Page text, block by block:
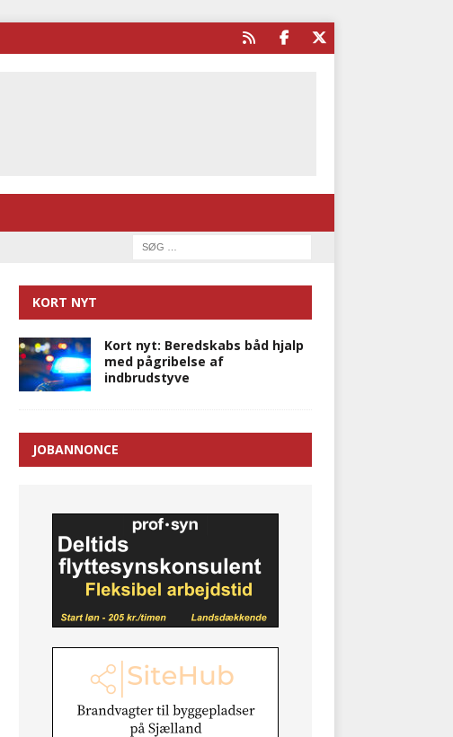
KORT NYT
Kort nyt: Beredskabs båd hjalp
med pågribelse af
indbrudstyve
JOBANNONCE